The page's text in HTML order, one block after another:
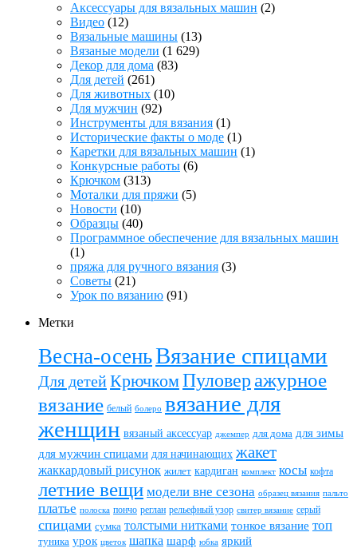
Аксессуары для вязальных машин (2)
Видео (12)
Вязальные машины (13)
Вязаные модели (1 629)
Декор для дома (83)
Для детей (261)
Для животных (10)
Для мужчин (92)
Инструменты для вязания (1)
Исторические факты о моде (1)
Каретки для вязальных машин (1)
Конкурсные работы (6)
Крючком (313)
Моталки для пряжи (5)
Новости (10)
Образцы (40)
Программное обеспечение для вязальных машин
(1)
пряжа для ручного вязания (3)
Советы (21)
Урок по вязанию (91)
Метки
Весна-осеньВязание спицами
Для детейКрючкомПуловер ажурное
вязание белый болеро вязание для
женщин вязаный аксессуар джемпер для дома для зимы
для мужчин спицами для начинающих жакет
жаккардовый рисунок жилет кардиган комплект косы кофта
летние вещи модели вне сезона образец вязания пальто
платье полоска пончо реглан рельефный узор свитер вязание серый
спицами сумка толстыми нитками тонкое вязание топ
туника урок цветок шапка шарф юбка яркий